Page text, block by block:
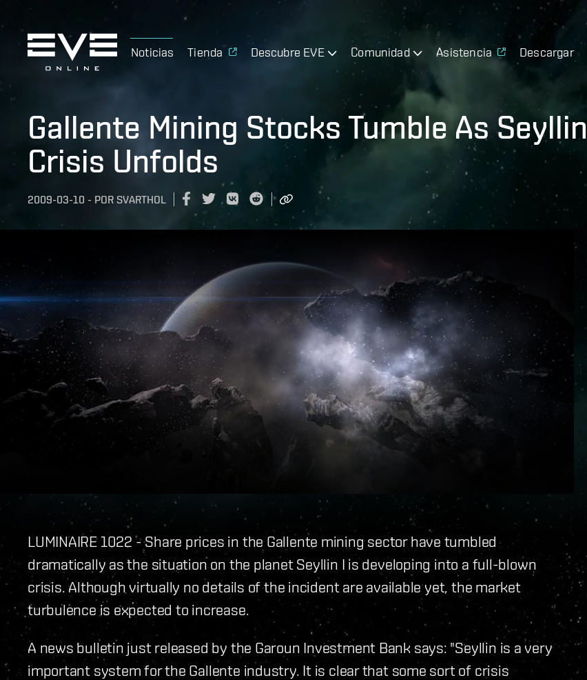
Noticias Tienda Descubre EVE Comunidad Asistencia Descargar
Gallente Mining Stocks Tumble As Seyllin
Crisis Unfolds
2009-03-10 - POR SVARTHOL
LUMINAIRE 1022 - Share prices in the Gallente mining sector have tumbled
dramatically as the situation on the planet Seyllin I is developing into a full-blown
crisis. Although virtually no details of the incident are available yet, the market
turbulence is expected to increase.
A news bulletin just released by the Garoun Investment Bank says: "Seyllin is a very
important system for the Gallente industry. It is clear that some sort of crisis